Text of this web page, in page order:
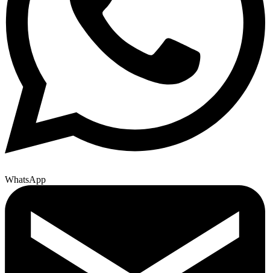
WhatsApp